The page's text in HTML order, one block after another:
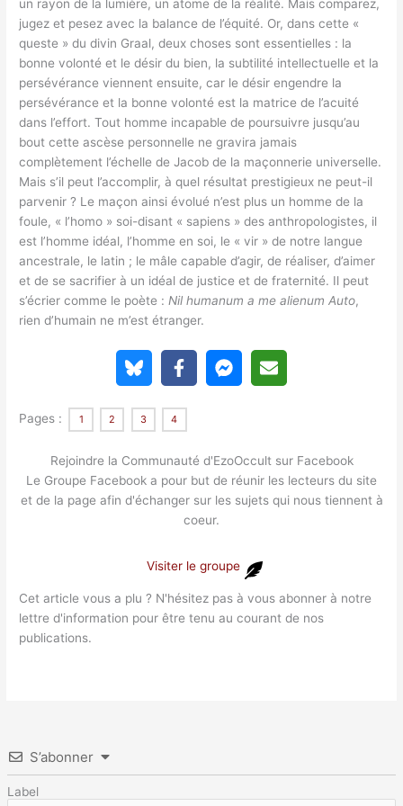
un rayon de la lumière, un atome de la réalité. Mais comparez,
jugez et pesez avec la balance de l’équité. Or, dans cette «
queste » du divin Graal, deux choses sont essentielles : la
bonne volonté et le désir du bien, la subtilité intellectuelle et la
persévérance viennent ensuite, car le désir engendre la
persévérance et la bonne volonté est la matrice de l’acuité
dans l’effort. Tout homme incapable de poursuivre jusqu’au
bout cette ascèse personnelle ne gravira jamais
complètement l’échelle de Jacob de la maçonnerie universelle.
Mais s’il peut l’accomplir, à quel résultat prestigieux ne peut-il
parvenir ? Le maçon ainsi évolué n’est plus un homme de la
foule, « l’homo » soi-disant « sapiens » des anthropologistes, il
est l’homme idéal, l’homme en soi, le « vir » de notre langue
ancestrale, le latin ; le mâle capable d’agir, de réaliser, d’aimer
et de se sacrifier à un idéal de justice et de fraternité. Il peut
s’écrier comme le poète :Nil humanum a me alienum Auto,
rien d’humain ne m’est étranger.
Pages : 1 2 3 4
Rejoindre la Communauté d'EzoOccult sur Facebook
Le Groupe Facebook a pour but de réunir les lecteurs du site
et de la page afin d'échanger sur les sujets qui nous tiennent à
coeur.
Visiter le groupe
Cet article vous a plu ? N'hésitez pas à vous abonner à notre
lettre d'information pour être tenu au courant de nos
publications.
S’abonner
Label